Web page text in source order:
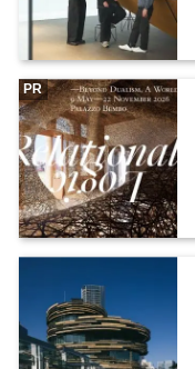
PR